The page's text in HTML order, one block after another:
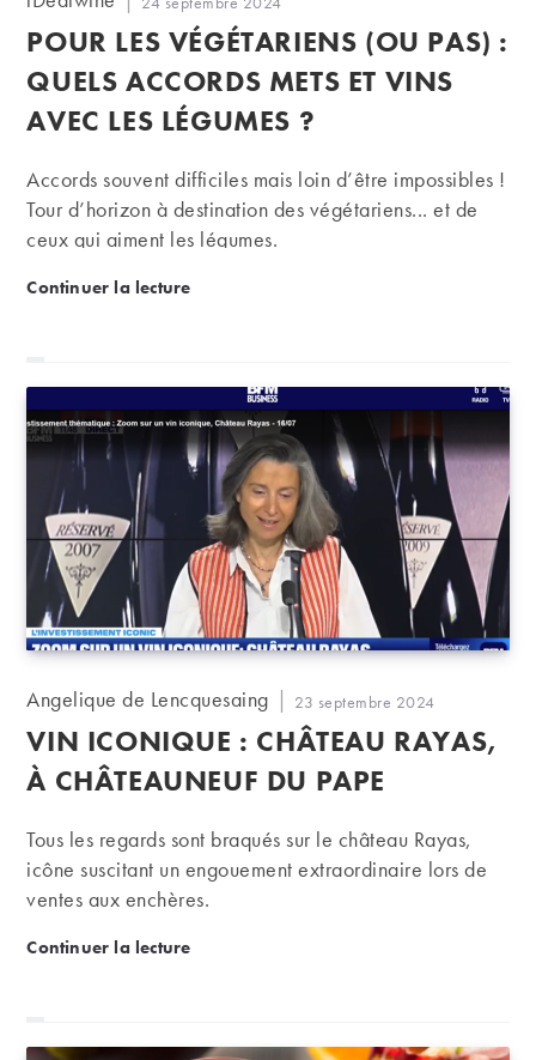
la
publication :
publiée :
POUR LES VÉGÉTARIENS (OU PAS) :
QUELS ACCORDS METS ET VINS
AVEC LES LÉGUMES ?
Accords souvent difficiles mais loin d’être impossibles !
Tour d’horizon à destination des végétariens... et de
ceux qui aiment les légumes.
Continuer la lecturePour les végétariens (ou pas) : quels accords mets
Auteur/autrice
la
publication :
Angelique de Lencquesaing
Publication
publiée :
23 septembre 2024
VIN ICONIQUE : CHÂTEAU RAYAS,
À CHÂTEAUNEUF DU PAPE
Tous les regards sont braqués sur le château Rayas,
icône suscitant un engouement extraordinaire lors de
ventes aux enchères.
Continuer la lectureVin iconique : Château Rayas, à Châteauneuf du